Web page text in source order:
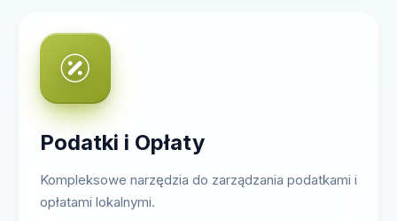
Podatki i Opłaty
Kompleksowe narzędzia do zarządzania podatkami i
opłatami lokalnymi.